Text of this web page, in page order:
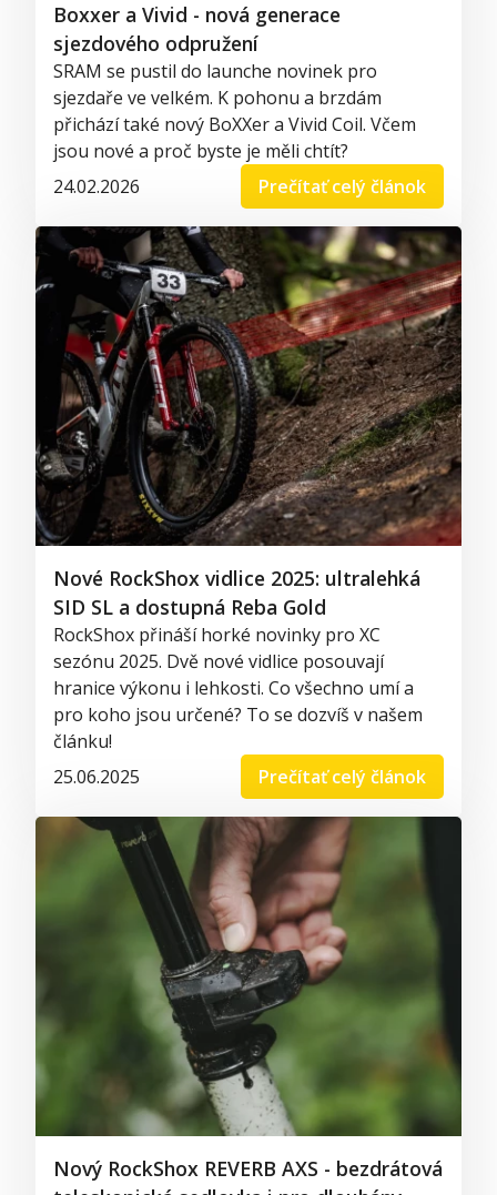
Boxxer a Vivid - nová generace
sjezdového odpružení
SRAM se pustil do launche novinek pro
sjezdaře ve velkém. K pohonu a brzdám
přichází také nový BoXXer a Vivid Coil. Včem
jsou nové a proč byste je měli chtít?
24.02.2026
Prečítať celý článok
Nové RockShox vidlice 2025: ultralehká
SID SL a dostupná Reba Gold
RockShox přináší horké novinky pro XC
sezónu 2025. Dvě nové vidlice posouvají
hranice výkonu i lehkosti. Co všechno umí a
pro koho jsou určené? To se dozvíš v našem
článku!
25.06.2025
Prečítať celý článok
Nový RockShox REVERB AXS - bezdrátová